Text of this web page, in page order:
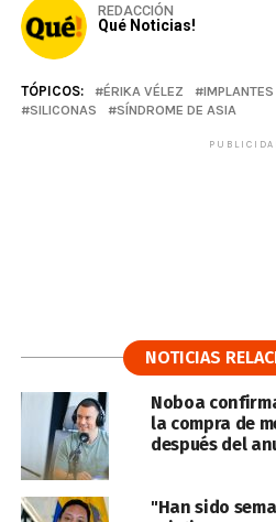
REDACCIÓN
Qué Noticias!
TÓPICOS: ÉRIKA VÉLEZ
SILICONAS
SÍNDROME DE ASIA
NOTICIAS
Noboa
la compra de
después del
"Han sido